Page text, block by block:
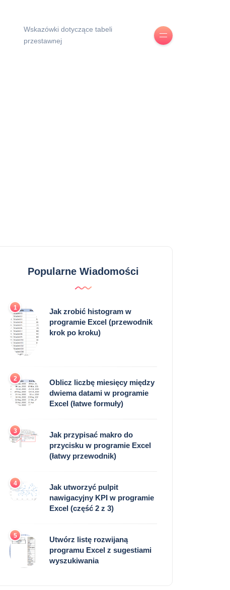
Wskazówki dotyczące tabeli
przestawnej
Popularne Wiadomości
1
Jak zrobić histogram w
programie Excel (przewodnik
krok po kroku)
2
Oblicz liczbę miesięcy między
dwiema datami w programie
Excel (łatwe formuły)
3
Jak przypisać makro do
przycisku w programie Excel
(łatwy przewodnik)
4
Jak utworzyć pulpit
nawigacyjny KPI w programie
Excel (część 2 z 3)
5
Utwórz listę rozwijaną
programu Excel z sugestiami
wyszukiwania